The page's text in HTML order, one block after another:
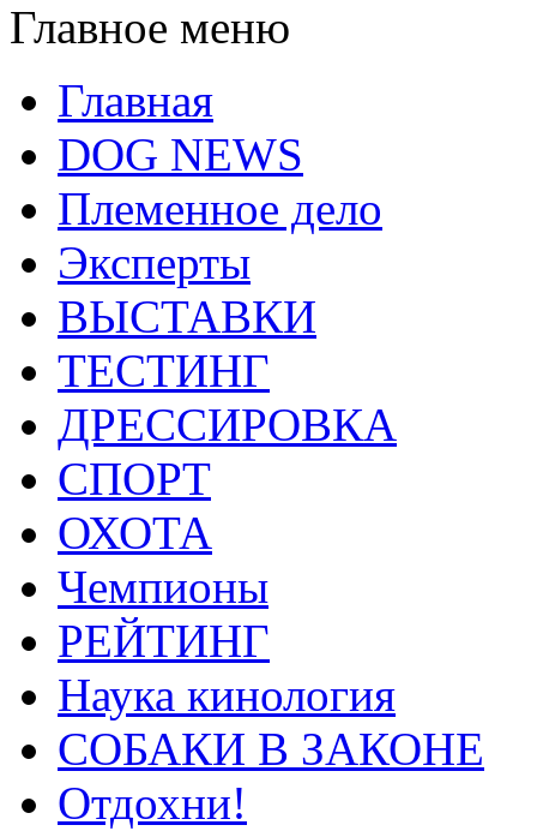
Главное меню
Главная
DOG NEWS
Племенное дело
Эксперты
ВЫСТАВКИ
ТЕСТИНГ
ДРЕССИРОВКА
СПОРТ
ОХОТА
Чемпионы
РЕЙТИНГ
Наука кинология
СОБАКИ В ЗАКОНЕ
Отдохни!